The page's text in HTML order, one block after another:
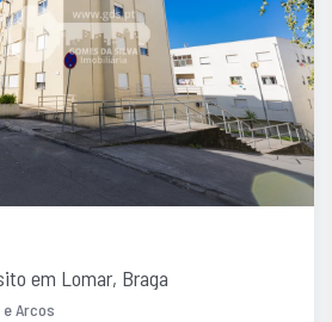
em Lomar, Braga
Arcos